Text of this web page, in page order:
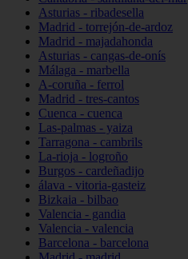
Asturias - ribadesella
Madrid - torrejón-de-ardoz
Madrid - majadahonda
Asturias - cangas-de-onís
Málaga - marbella
A-coruña - ferrol
Madrid - tres-cantos
Cuenca - cuenca
Las-palmas - yaiza
Tarragona - cambrils
La-rioja - logroño
Burgos - cardeñadijo
álava - vitoria-gasteiz
Bizkaia - bilbao
Valencia - gandia
Valencia - valencia
Barcelona - barcelona